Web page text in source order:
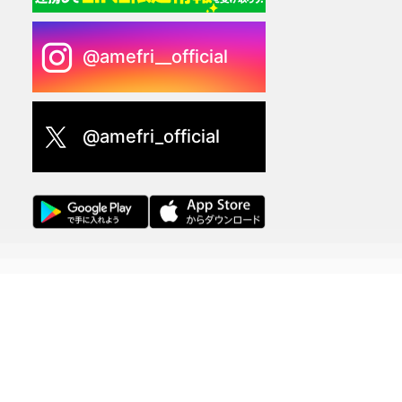
@amefri__official
@amefri_official